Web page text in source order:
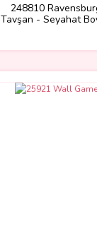
248810
Tavşan - Seyahat